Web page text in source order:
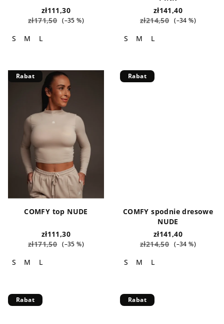
zł111,30
zł171,50 (–35 %)
S M L
zł141,40
zł214,50 (–34 %)
S M L
Rabat
COMFY top NUDE
zł111,30
zł171,50 (–35 %)
S M L
Rabat
COMFY spodnie dresowe
NUDE
zł141,40
zł214,50 (–34 %)
S M L
Rabat Rabat